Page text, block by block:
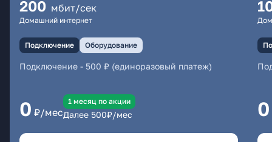
200 мбит/сек
Домашний интернет
Подключение Оборудование
Подключение - 500 ₽ (единоразовый платеж)
0 ₽/мес
1 месяц по акции
Далее 500₽/мес 0